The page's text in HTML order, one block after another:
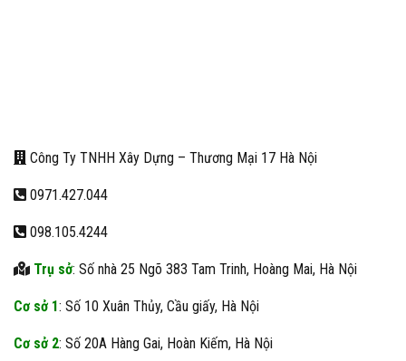
Công Ty TNHH Xây Dựng – Thương Mại 17 Hà Nội
0971.427.044
098.105.4244
Trụ sở: Số nhà 25 Ngõ 383 Tam Trinh, Hoàng Mai, Hà Nội
Cơ sở 1: Số 10 Xuân Thủy, Cầu giấy, Hà Nội
Cơ sở 2: Số 20A Hàng Gai, Hoàn Kiếm, Hà Nội